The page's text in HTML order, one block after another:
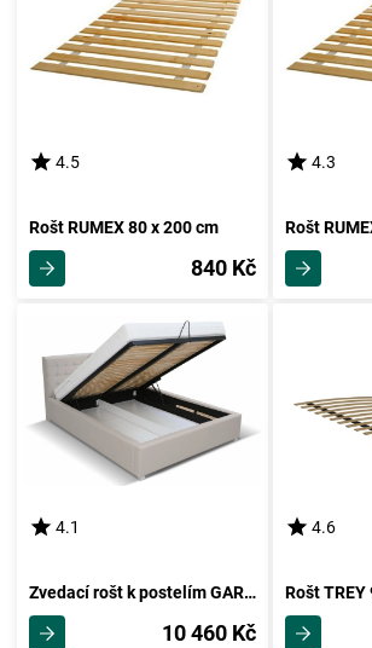
4.5
Rošt RUMEX 80 x 200 cm
840 Kč
4.3
Rošt
4.1
Zvedací rošt k postelím GARGE 180
10 460 Kč
4.6